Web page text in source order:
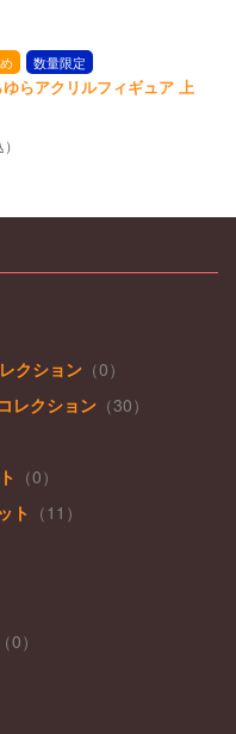
数量限定
ゆらアクリルフィギュア 上
クション （0）
レクション （30）
（0）
ト （11）
（0）